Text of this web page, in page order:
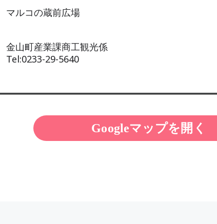
マルコの蔵前広場
金山町産業課商工観光係
Tel:0233-29-5640
Googleマップを開く